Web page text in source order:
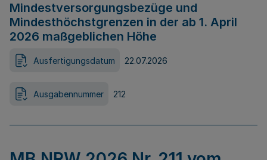
Mindestversorgungsbezüge und
Mindesthöchstgrenzen in der ab 1. April
2026 maßgeblichen Höhe
Ausfertigungsdatum 22.07.2026
Ausgabennummer 212